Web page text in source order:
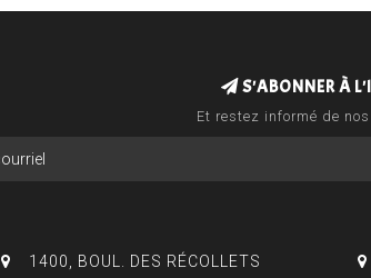
S'ABONNER À
Et restez informé de
1400, BOUL. DES RÉCOLLETS